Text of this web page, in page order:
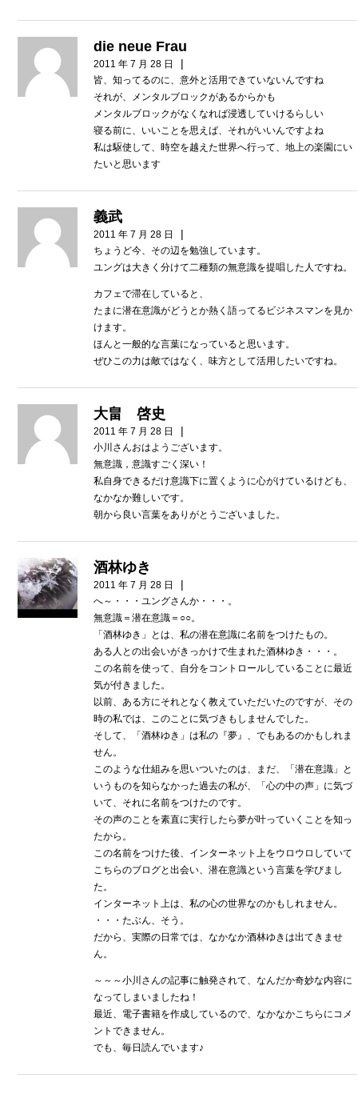
die neue Frau
2011 年 7 月 28 日 |
皆、知ってるのに、意外と活用できていないんですね
それが、メンタルブロックがあるからかも
メンタルブロックがなくなれば浸透していけるらしい
寝る前に、いいことを思えば、それがいいんですよね
私は駆使して、時空を越えた世界へ行って、地上の楽園にい
たいと思います
義武
2011 年 7 月 28 日 |
ちょうど今、その辺を勉強しています。
ユングは大きく分けて二種類の無意識を提唱した人ですね。
カフェで滞在していると、
たまに潜在意識がどうとか熱く語ってるビジネスマンを見か
けます。
ほんと一般的な言葉になっていると思います。
ぜひこの力は敵ではなく、味方として活用したいですね。
大畠 啓史
2011 年 7 月 28 日 |
小川さんおはようございます。
無意識，意識すごく深い！
私自身できるだけ意識下に置くように心がけているけども、
なかなか難しいです。
朝から良い言葉をありがとうございました。
酒林ゆき
2011 年 7 月 28 日 |
へ～・・・ユングさんか・・・。
無意識＝潜在意識＝○○。
「酒林ゆき」とは、私の潜在意識に名前をつけたもの。
ある人との出会いがきっかけで生まれた酒林ゆき・・・。
この名前を使って、自分をコントロールしていることに最近
気が付きました。
以前、ある方にそれとなく教えていただいたのですが、その
時の私では、このことに気づきもしませんでした。
そして、「酒林ゆき」は私の『夢』、でもあるのかもしれま
せん。
このような仕組みを思いついたのは、まだ、「潜在意識」と
いうものを知らなかった過去の私が、「心の中の声」に気づ
いて、それに名前をつけたのです。
その声のことを素直に実行したら夢が叶っていくことを知っ
たから。
この名前をつけた後、インターネット上をウロウロしていて
こちらのブログと出会い、潜在意識という言葉を学びまし
た。
インターネット上は、私の心の世界なのかもしれません。
・・・たぶん、そう。
だから、実際の日常では、なかなか酒林ゆきは出てきませ
ん。
～～～小川さんの記事に触発されて、なんだか奇妙な内容に
なってしまいましたね！
最近、電子書籍を作成しているので、なかなかこちらにコメ
ントできません。
でも、毎日読んでいます♪